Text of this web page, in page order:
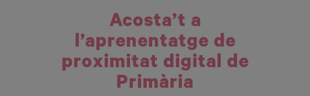
Acosta’t a
l’aprenentatge de
proximitat digital de
Primària